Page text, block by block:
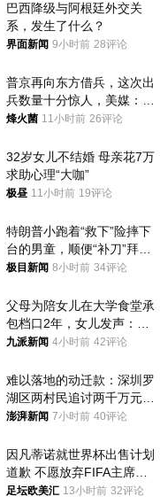
巴西降级与阿根廷外交关
系，发生了什么？
界面新闻 9小时前 28评论
普京再向东方借兵，这次出
兵数量十分惊人，美媒：俄
朝要动真格？
烽火菌 11小时前 26评论
32岁女儿不结婚 母亲花7万
求助心理“大咖”
极昼 11小时前 19评论
特朗普小跑着“救下”险摔下
台的男童，顺便“补刀”拜
登：“我可不想他像拜登一
极目新闻 8小时前 34评论
父母为陪女儿在大学食堂承
包档口2年，女儿发声：初
衷是为了陪伴，毕业后将不
九派新闻 4小时前 42评论
难以落地的动迁款：深圳罗
湖区两村民追讨两千万元动
迁款八年未果
澎湃新闻 7小时前 40评论
因凡蒂诺就世界杯出售计划
道歉 不愿放弃FIFA主席职
位
足坛欧美汇 13小时前 32评论